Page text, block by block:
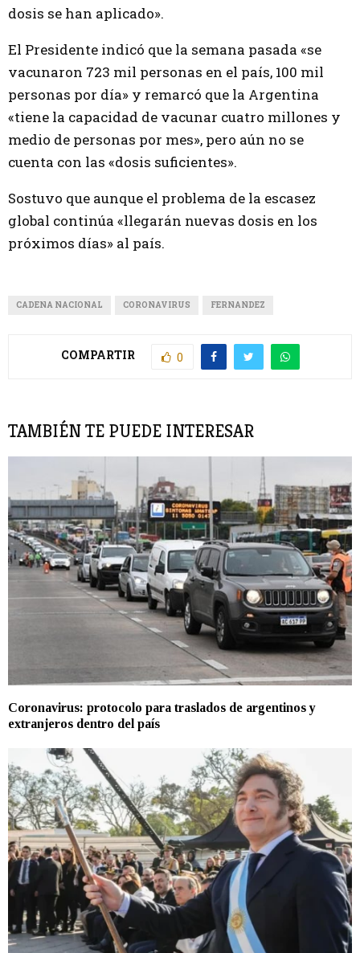
dosis se han aplicado».
El Presidente indicó que la semana pasada «se
vacunaron 723 mil personas en el país, 100 mil
personas por día» y remarcó que la Argentina
«tiene la capacidad de vacunar cuatro millones y
medio de personas por mes», pero aún no se
cuenta con las «dosis suficientes».
Sostuvo que aunque el problema de la escasez
global continúa «llegarán nuevas dosis en los
próximos días» al país.
CADENA NACIONAL CORONAVIRUS FERNANDEZ
COMPARTIR 0
TAMBIÉN TE PUEDE INTERESAR
Coronavirus: protocolo para traslados de argentinos y
extranjeros dentro del país